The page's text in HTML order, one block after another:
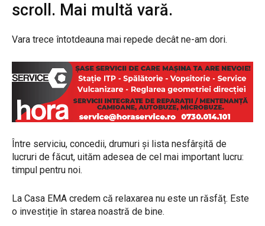
scroll. Mai multă vară.
Vara trece întotdeauna mai repede decât ne-am dori.
Între serviciu, concedii, drumuri și lista nesfârșită de
lucruri de făcut, uităm adesea de cel mai important lucru:
timpul pentru noi.
La Casa EMA credem că relaxarea nu este un răsfăț. Este
o investiție în starea noastră de bine.